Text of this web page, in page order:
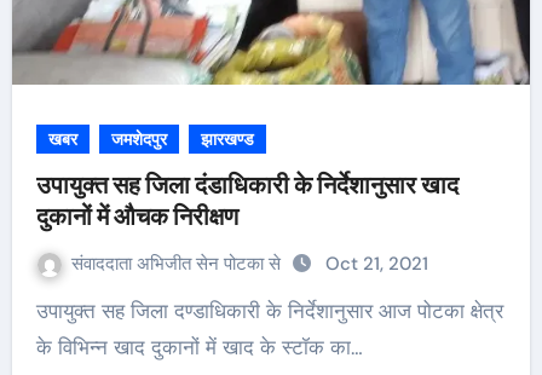
खबर जमशेदपुर झारखण्ड
उपायुक्त सह जिला दंडाधिकारी के निर्देशानुसार खाद
दुकानों में औचक निरीक्षण
संवाददाता अभिजीत सेन पोटका से Oct 21, 2021
उपायुक्त सह जिला दण्डाधिकारी के निर्देशानुसार आज पोटका क्षेत्र
के विभिन्न खाद दुकानों में खाद के स्टॉक का…